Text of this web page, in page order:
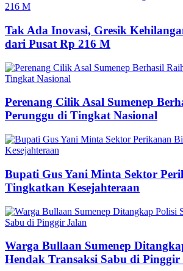
Tak Ada Inovasi, Gresik
dari Pusat Rp 216 M
Perenang Cilik Asal Sumenep
Perunggu di Tingkat Nasional
Bupati Gus Yani Minta Sektor
Tingkatkan Kesejahteraan
Warga Bullaan Sumenep
Hendak Transaksi Sabu di Pinggir